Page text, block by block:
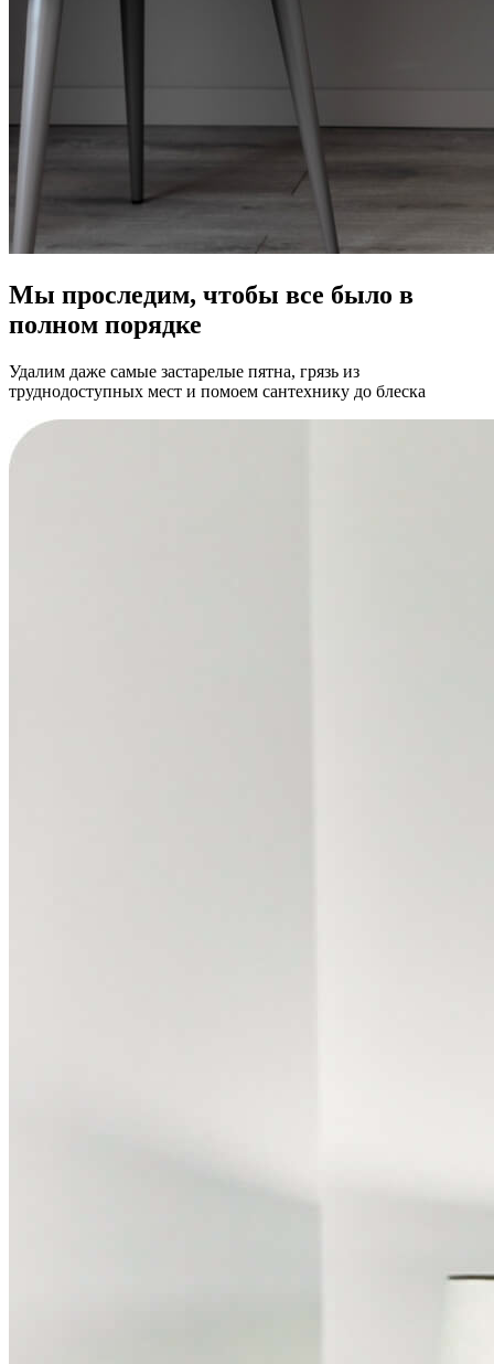
Мы проследим, чтобы все было в
полном порядке
Удалим даже самые застарелые пятна, грязь из
труднодоступных мест и помоем сантехнику до блеска